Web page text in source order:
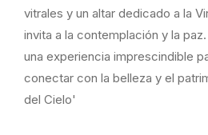
vitrales y un altar dedicado a la
invita a la contemplación y la
una experiencia imprescindible
conectar con la belleza y el
del Cielo'